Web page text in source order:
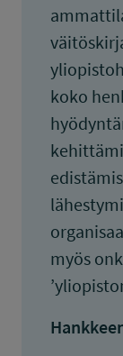
koko
myös